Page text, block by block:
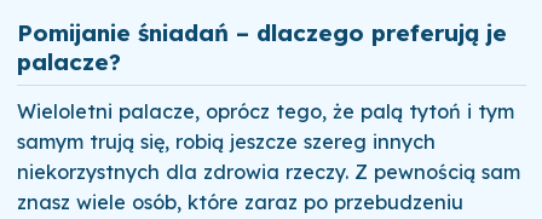
Pomijanie śniadań – dlaczego preferują je
palacze?
Wieloletni palacze, oprócz tego, że palą tytoń i tym
samym trują się, robią jeszcze szereg innych
niekorzystnych dla zdrowia rzeczy. Z pewnością sam
znasz wiele osób, które zaraz po przebudzeniu